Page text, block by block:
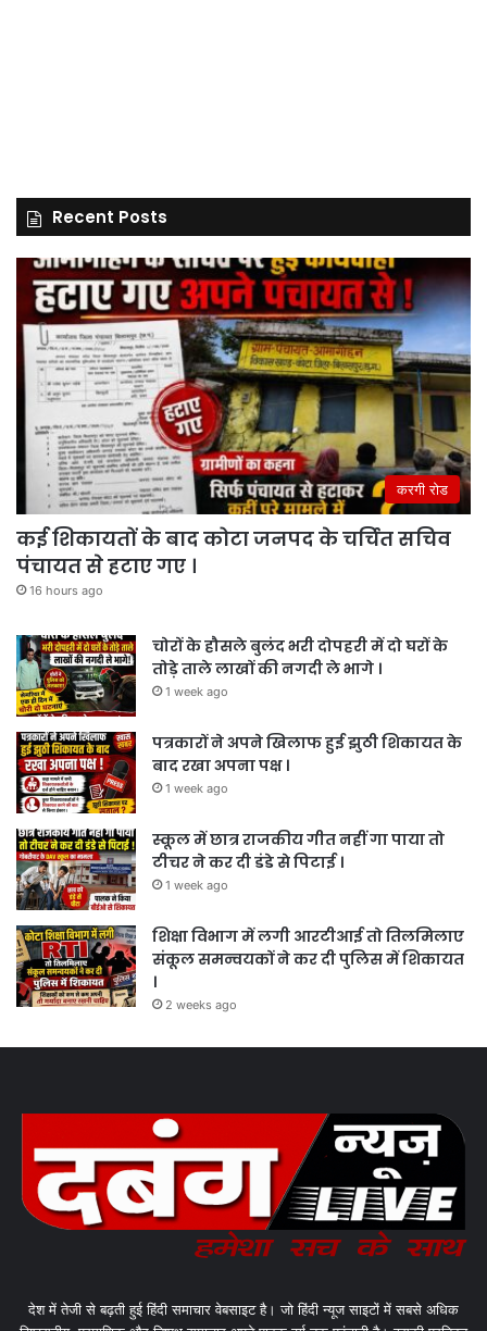
Recent Posts
करगी रोड
कई शिकायतों के बाद कोटा जनपद के चर्चित सचिव
पंचायत से हटाए गए ।
16 hours ago
चोरों के हौसले बुलंद भरी दोपहरी में दो घरों के
तोड़े ताले लाखों की नगदी ले भागे ।
1 week ago
पत्रकारों ने अपने खिलाफ हुई झुठी शिकायत के
बाद रखा अपना पक्ष ।
1 week ago
स्कूल में छात्र राजकीय गीत नहीं गा पाया तो
टीचर ने कर दी डंडे से पिटाई ।
1 week ago
शिक्षा विभाग में लगी आरटीआई तो तिलमिलाए
संकूल समन्वयकों ने कर दी पुलिस में शिकायत
।
2 weeks ago
देश में तेजी से बढ़ती हुई हिंदी समाचार वेबसाइट है। जो हिंदी न्यूज साइटों में सबसे अधिक